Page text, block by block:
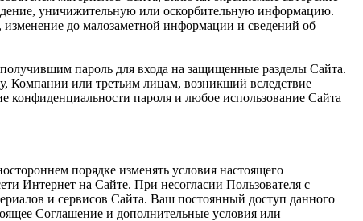
уничижительную или оскорбительную информацию.
до малозаметной информации и сведений об
пароль для входа на защищенные разделы Сайта.
Компании или третьим лицам, возникший вследствие
конфиденциальности пароля и любое использование Сайта
порядке изменять условия настоящего
Интернет на Сайте. При несогласии Пользователя с
и сервисов Сайта. Ваш постоянный доступ данного
Соглашение и дополнительные условия или